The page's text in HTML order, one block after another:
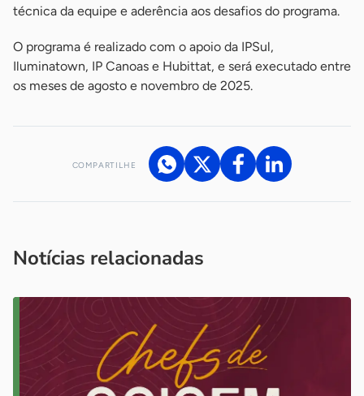
técnica da equipe e aderência aos desafios do programa.
O programa é realizado com o apoio da IPSul,
Iluminatown, IP Canoas e Hubittat, e será executado entre
os meses de agosto e novembro de 2025.
COMPARTILHE
Notícias relacionadas